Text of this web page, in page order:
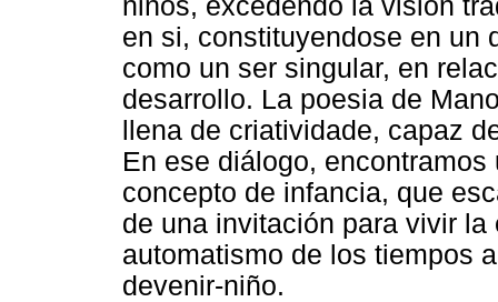
en si, constituyendose en un
como un ser singular, en
desarrollo. La poesia de
llena de criatividade, capaz
En ese diálogo,
concepto de infancia, que
de una invitación para vivir
automatismo de los tiempos
devenir-niño.